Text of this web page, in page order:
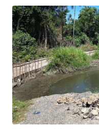
OPINI
Informasi
INDEKS
BERITA
KONTAK
KAMI